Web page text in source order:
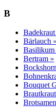
B
Badekraut
Bärlauch »
Basilikum
Bertram »
Bouquet